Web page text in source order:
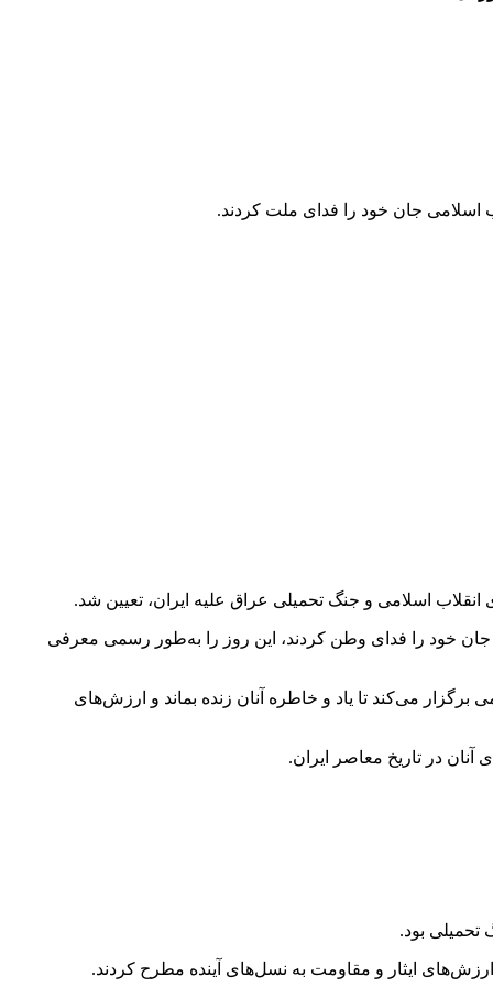
جان خود را فدای وطن کردند، این روز را به‌طور رسمی معرفی
می‌کند تا یاد و خاطره آنان زنده بماند و ارزش‌های
در تاریخ معاصر ایران.
ایثار و مقاومت به نسل‌های آینده مطرح کردند.